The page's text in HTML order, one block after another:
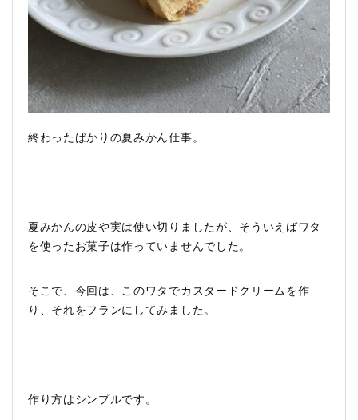
終わったばかりの夏みかん仕事。
夏みかんの皮や実は使い切りましたが、そういえばワタ
を使ったお菓子は作っていませんでした。
そこで、今回は、このワタでカスタードクリームを作
り、それをフランにしてみました。
作り方はシンプルです。